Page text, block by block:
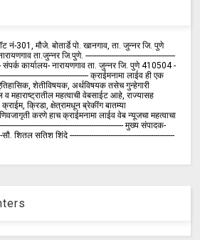
नं-301, मौजे. बोतार्डे पो. खानगाव, ता. जुन्नर जि. पुणे
ता.जुन्नर जि.पुणे. ------------------------------------------
संपर्क कार्यालय- नारायणगाव ता. जुन्नर जि. पुणे 410504 -
क्राईमनामा लाईव ही एक
शेतीविषयक, अर्थविषयक तसेच गुन्हेगारी
व महाराष्ट्रातील महत्वाची वेबसाईट आहे, राज्यासह
क्रिडा, क्षेत्रामधून ब्रेकींग बातम्या
करणे हाच क्राईमनामा लाईव वेब न्यूजचा महत्वाचा
मुख्य संपादक-
शितल सतिश शिंदे -------------------------------------------------